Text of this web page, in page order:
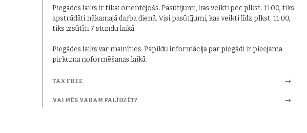
Piegādes laiks ir tikai orientējošs. Pasūtījumi, kas veikti pēc plkst. 11:00, tiks
apstrādāti nākamajā darba dienā. Visi pasūtījumi, kas veikti līdz plkst. 11:00,
tiks izsūtīti 7 stundu laikā.
Piegādes laiks var mainīties. Papildu informācija par piegādi ir pieejama
pirkuma noformēšanas laikā.
TAX FREE
VAI MĒS VARAM PALĪDZĒT?